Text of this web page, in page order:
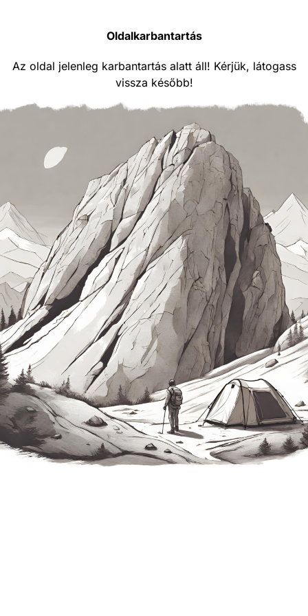
Oldalkarbantartás
Az oldal jelenleg karbantartás alatt áll! Kérjük, látogass
vissza később!